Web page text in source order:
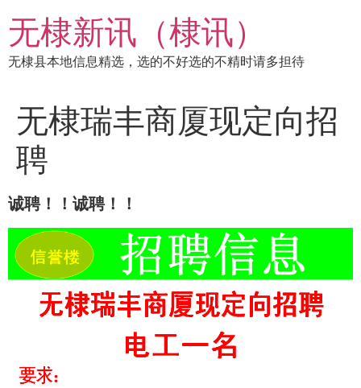
到
内
容
无棣新讯（棣讯）
无棣县本地信息精选，选的不好选的不精时请多担待
无棣瑞丰商厦现定向招
聘
诚聘！！诚聘！！